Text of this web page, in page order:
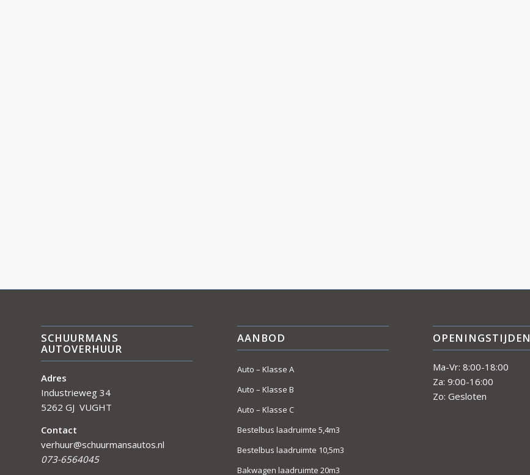
SCHUURMANS
AUTOVERHUUR
Adres
Industrieweg 34
5262 GJ VUGHT
Contact
verhuur@schuurmansautos.nl
073-6564045
AANBOD
Auto – Klasse A
Auto – Klasse B
Auto – Klasse C
Bestelbus laadruimte 5,4m3
Bestelbus laadruimte 10,5m3
Bakwagen laadruimte 20m3
OPENINGSTIJDEN
Ma-Vr: 8:00-18:00
Za: 9:00-16:00
Zo: Gesloten